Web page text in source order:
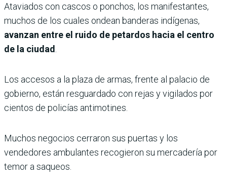
Ataviados con cascos o ponchos, los manifestantes,
muchos de los cuales ondean banderas indígenas,
avanzan entre el ruido de petardos hacia el centro
de la ciudad
Los accesos a la plaza de armas, frente al palacio de
gobierno, están resguardado con rejas y vigilados por
cientos de policías antimotines.
Muchos negocios cerraron sus puertas y los
vendedores ambulantes recogieron su mercadería por
temor a saqueos.